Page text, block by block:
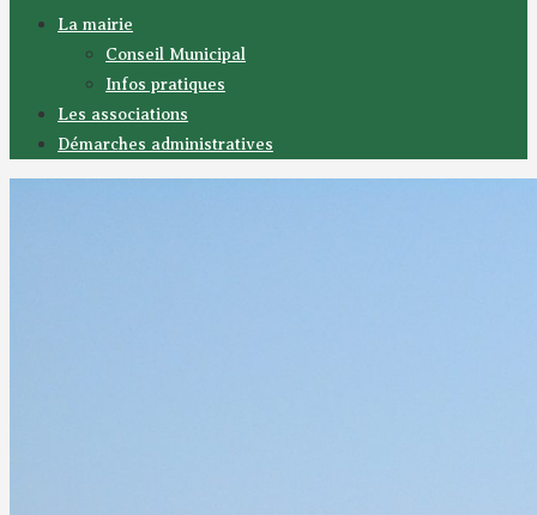
La mairie
Conseil Municipal
Infos pratiques
Les associations
Démarches administratives